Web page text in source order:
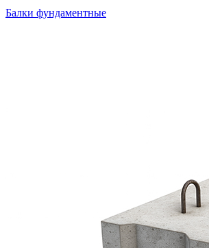
Балки фундаментные